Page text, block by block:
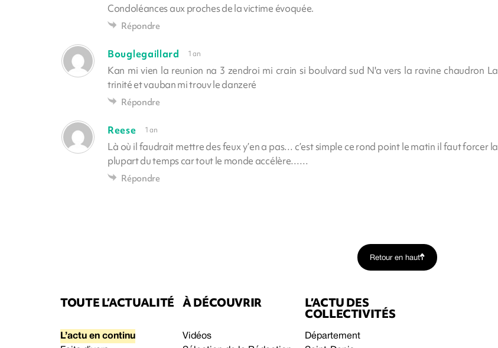
Condoléances aux proches de la victime évoquée.
Répondre
Bouglegaillard 1 an
Kan mi vien la reunion na 3 zendroi mi crain si boulvard sud N'a vers la ravine chaudron La
trinité et vauban mi trouv le danzeré
Répondre
Reese 1 an
Là où il faudrait mettre des feux y’en a pas… c’est simple ce rond point le matin il faut forcer la
plupart du temps car tout le monde accélère……
Répondre
Retour en haut
TOUTE L’ACTUALITÉ
L’actu en continu
À DÉCOUVRIR
Vidéos
L’ACTU DES
COLLECTIVITÉS
Département